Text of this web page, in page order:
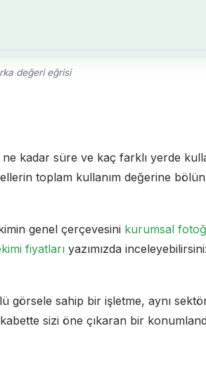
değeri eğrisi
kadar süre ve kaç farklı yerde
toplam kullanım değerine
genel çerçevesini kurumsal
fiyatlarıyazımızda
görsele sahip bir işletme, aynı
sizi öne çıkaran bir